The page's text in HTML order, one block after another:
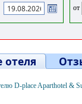
от
отеля
D-place Aparthotel &